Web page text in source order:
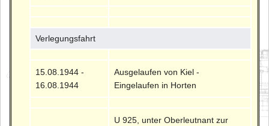
Verlegungsfahrt
15.08.1944 -
16.08.1944
Ausgelaufen von Kiel -
Eingelaufen in Horten
U 925, unter Oberleutnant zur